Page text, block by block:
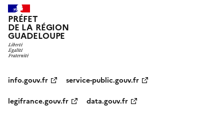
PRÉFET
DE LA RÉGION
GUADELOUPE
info.gouv.fr
service-public.gouv.fr
legifrance.gouv.fr
data.gouv.fr